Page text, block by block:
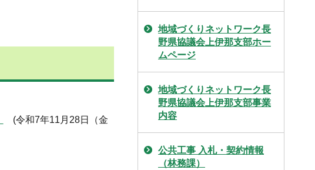
(令和7年11月28日（金
地域づくりネットワーク長
野県協議会上伊那支部ホー
ムページ
地域づくりネットワーク長
野県協議会上伊那支部事業
内容
公共工事 入札・契約情報
（林務課）